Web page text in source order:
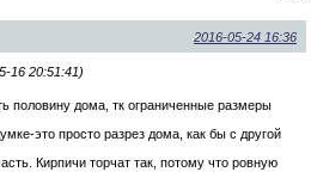
2016-05-24 16:36
16 20:51:41)
половину дома, тк ограниченные размеры
это просто разрез дома, как бы с другой
Кирпичи торчат так, потому что ровную